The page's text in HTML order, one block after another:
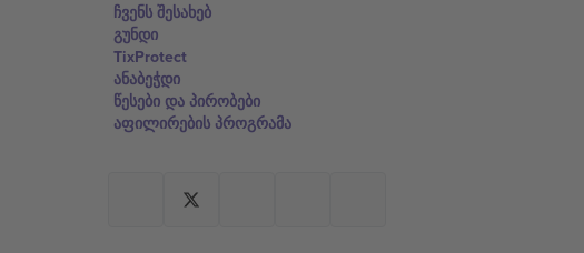
ჩვენს შესახებ
გუნდი
TixProtect
ანაბეჭდი
წესები და პირობები
აფილირების პროგრამა